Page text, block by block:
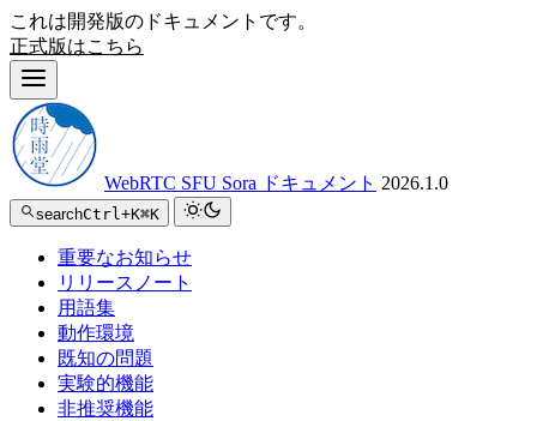
これは開発版のドキュメントです。
正式版はこちら
WebRTC SFU Sora ドキュメント 2026.1.0
searchCtrl+K⌘K
重要なお知らせ
リリースノート
用語集
動作環境
既知の問題
実験的機能
非推奨機能